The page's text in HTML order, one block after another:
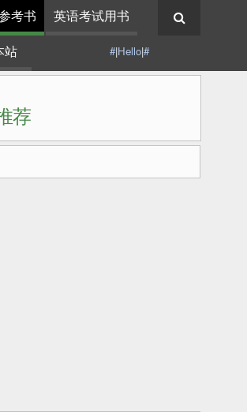
考书
英语考试用书
站 #|Hello|#
荐